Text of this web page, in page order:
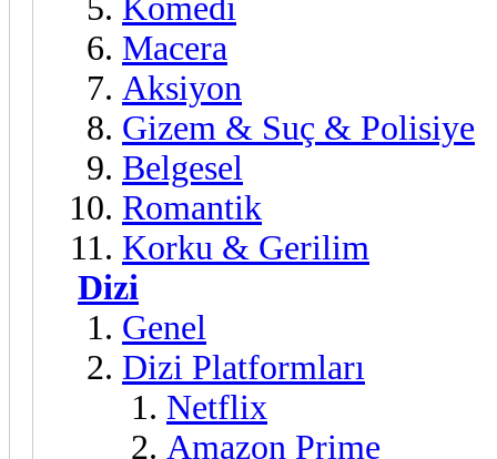
Komedi
Macera
Aksiyon
Gizem & Suç & Polisiye
Belgesel
Romantik
Korku & Gerilim
Dizi
Genel
Dizi Platformları
Netflix
Amazon Prime